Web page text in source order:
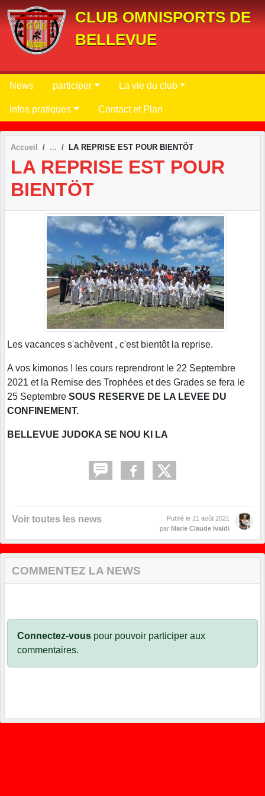
CLUB OMNISPORTS DE
BELLEVUE
News participer La vie du club
infos pratiques Contact et Plan
Accueil LA REPRISE EST POUR BIENTÖT
LA REPRISE EST POUR
BIENTÖT
Les vacances s'achèvent , c'est bientôt la reprise.
A vos kimonos ! les cours reprendront le 22 Septembre
2021 et la Remise des Trophées et des Grades se fera le
25 Septembre SOUS RESERVE DE LA LEVEE DU
CONFINEMENT.
BELLEVUE JUDOKA SE NOU KI LA
Voir toutes les news Publié le 21 août 2021
par Marie Claude Ivaldi
COMMENTEZ LA NEWS
Connectez-vous pour pouvoir participer aux
commentaires.
Panneau de gestion des cookies